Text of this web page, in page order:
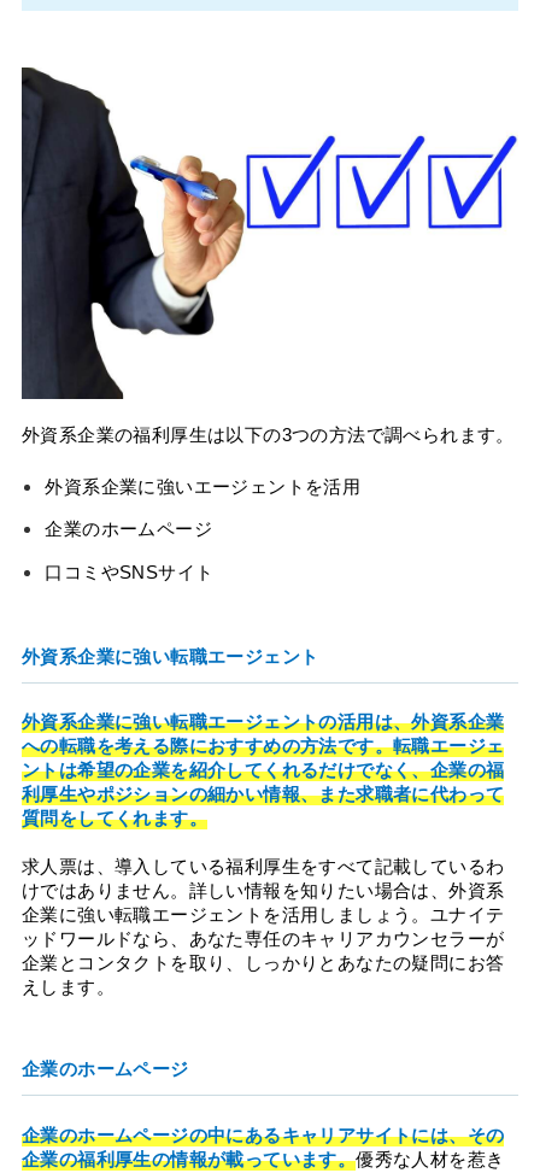
外資系企業の福利厚生は以下の3つの方法で調べられます。
外資系企業に強いエージェントを活用
企業のホームページ
口コミやSNSサイト
外資系企業に強い転職エージェント
外資系企業に強い転職エージェントの活用は、外資系企業
への転職を考える際におすすめの方法です。転職エージェ
ントは希望の企業を紹介してくれるだけでなく、企業の福
利厚生やポジションの細かい情報、また求職者に代わって
質問をしてくれます。
求人票は、導入している福利厚生をすべて記載しているわ
けではありません。詳しい情報を知りたい場合は、外資系
企業に強い転職エージェントを活用しましょう。ユナイテ
ッドワールドなら、あなた専任のキャリアカウンセラーが
企業とコンタクトを取り、しっかりとあなたの疑問にお答
えします。
企業のホームページ
企業のホームページの中にあるキャリアサイトには、その
企業の福利厚生の情報が載っています。優秀な人材を惹き